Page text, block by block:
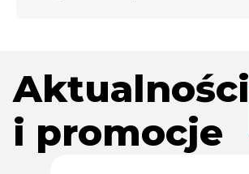
Aktualności
i promocje